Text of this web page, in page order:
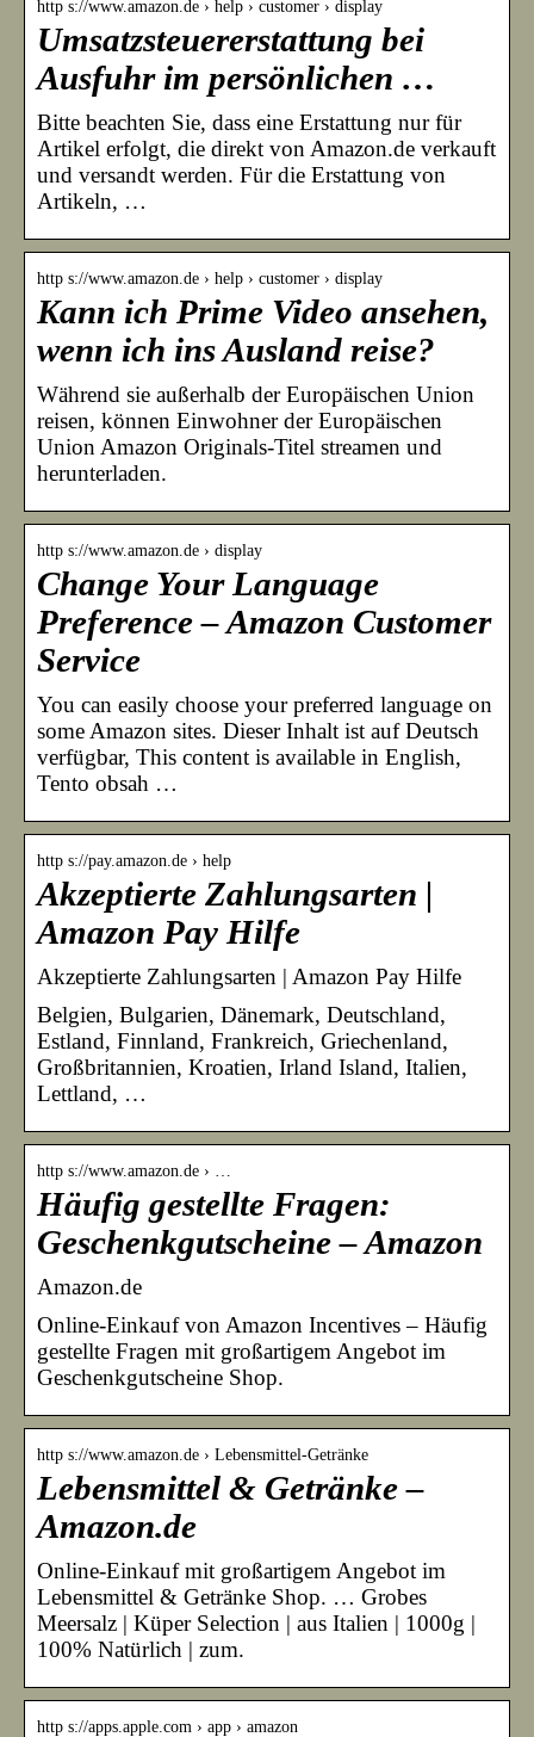
http s://www.amazon.de › help › customer › display
Umsatzsteuererstattung bei
Ausfuhr im persönlichen …
Bitte beachten Sie, dass eine Erstattung nur für
Artikel erfolgt, die direkt von Amazon.de verkauft
und versandt werden. Für die Erstattung von
Artikeln, …
http s://www.amazon.de › help › customer › display
Kann ich Prime Video ansehen,
wenn ich ins Ausland reise?
Während sie außerhalb der Europäischen Union
reisen, können Einwohner der Europäischen
Union Amazon Originals-Titel streamen und
herunterladen.
http s://www.amazon.de › display
Change Your Language
Preference – Amazon Customer
Service
You can easily choose your preferred language on
some Amazon sites. Dieser Inhalt ist auf Deutsch
verfügbar, This content is available in English,
Tento obsah …
http s://pay.amazon.de › help
Akzeptierte Zahlungsarten |
Amazon Pay Hilfe
Akzeptierte Zahlungsarten | Amazon Pay Hilfe
Belgien, Bulgarien, Dänemark, Deutschland,
Estland, Finnland, Frankreich, Griechenland,
Großbritannien, Kroatien, Irland Island, Italien,
Lettland, …
http s://www.amazon.de › …
Häufig gestellte Fragen:
Geschenkgutscheine – Amazon
Amazon.de
Online-Einkauf von Amazon Incentives – Häufig
gestellte Fragen mit großartigem Angebot im
Geschenkgutscheine Shop.
http s://www.amazon.de › Lebensmittel-Getränke
Lebensmittel & Getränke –
Amazon.de
Online-Einkauf mit großartigem Angebot im
Lebensmittel & Getränke Shop. … Grobes
Meersalz | Küper Selection | aus Italien | 1000g |
100% Natürlich | zum.
http s://apps.apple.com › app › amazon